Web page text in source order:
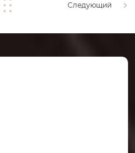
Следующий